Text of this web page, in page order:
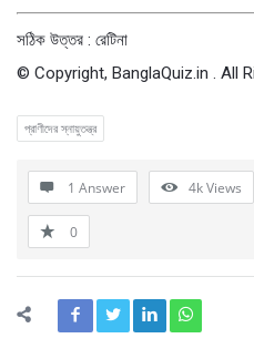
সঠিক উত্তর : রেটিনা
© Copyright, BanglaQuiz.in . All
প্রাণীদের স্নায়ুতন্ত্র
1 Answer 4kViews
0